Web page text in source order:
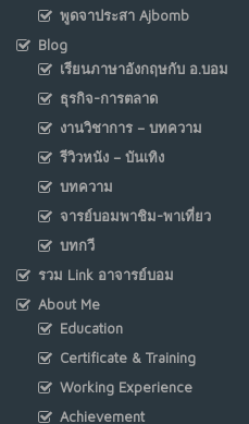
พูดจาประสา Ajbomb
Blog
เรียนภาษาอังกฤษกับ อ.บอม
ธุรกิจ-การตลาด
งานวิชาการ – บทความ
รีวิวหนัง – บันเทิง
บทความ
จารย์บอมพาชิม-พาเที่ยว
บทกวี
รวม Link อาจารย์บอม
About Me
Education
Certificate & Training
Working Experience
Achievement